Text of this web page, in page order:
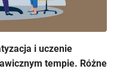
i uczenie
tempie. Różne